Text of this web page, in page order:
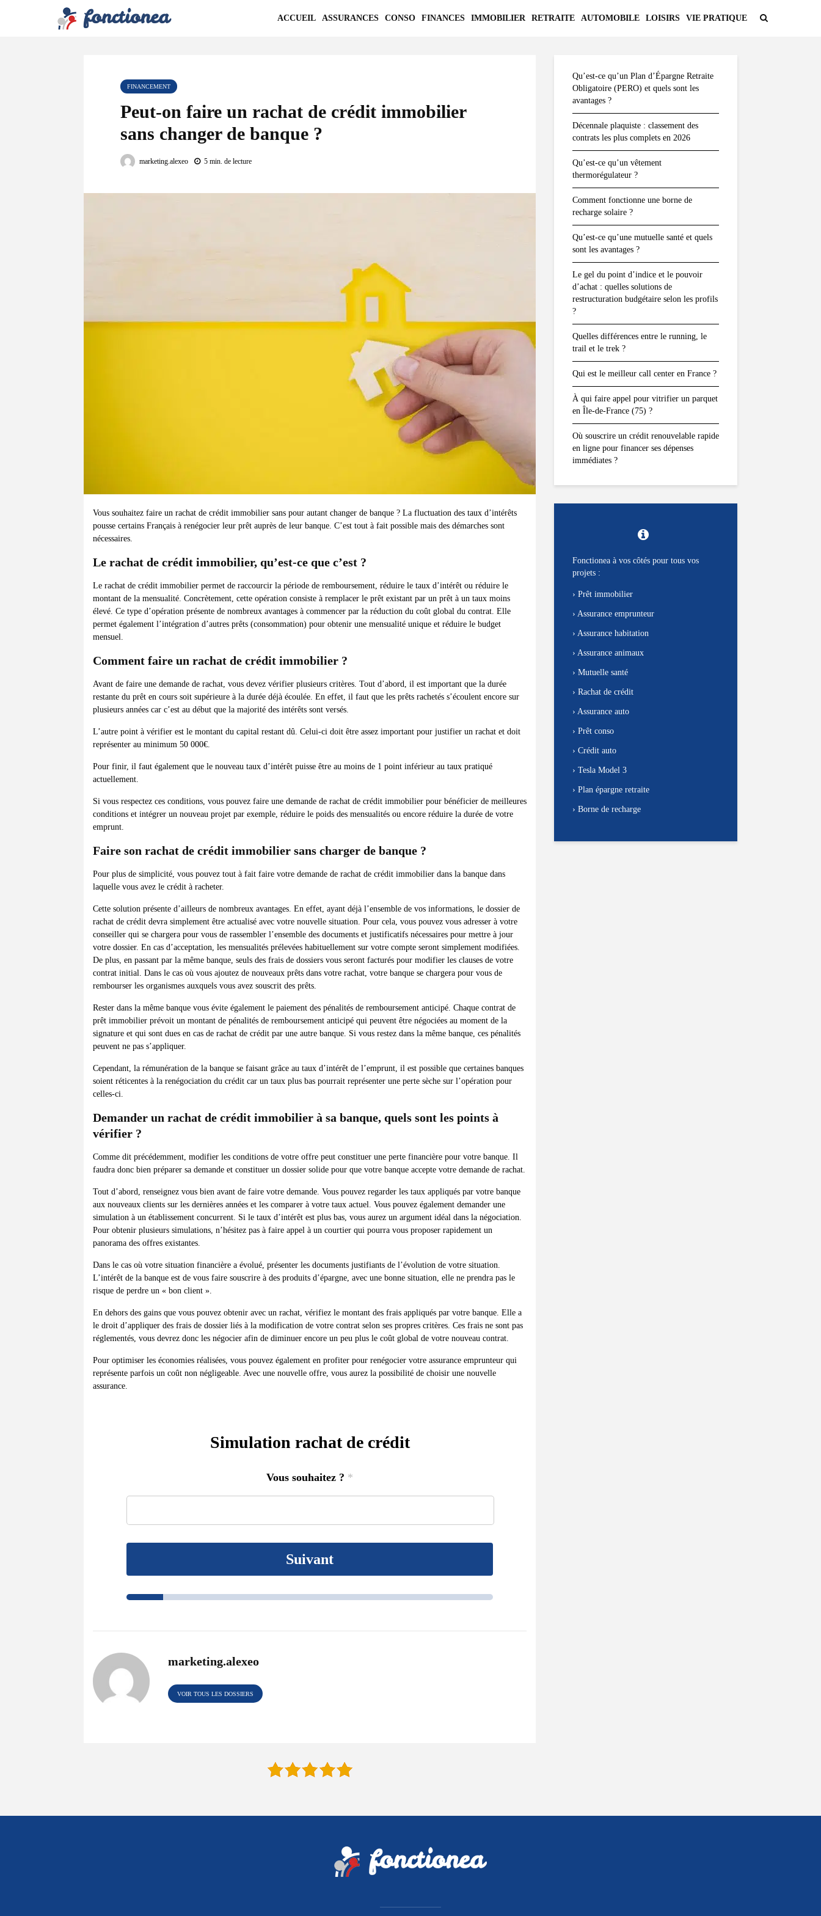
ACCUEIL ASSURANCES CONSO FINANCES IMMOBILIER RETRAITE AUTOMOBILE LOISIRS VIE PRATIQUE
FINANCEMENT
Peut-on faire un rachat de crédit immobilier
sans changer de banque ?
marketing.alexeo 5 min. de lecture
Vous souhaitez faire un rachat de crédit immobilier sans pour autant changer de banque ? La fluctuation des taux d’intérêts
pousse certains Français à renégocier leur prêt auprès de leur banque. C’est tout à fait possible mais des démarches sont
nécessaires.
Le rachat de crédit immobilier, qu’est-ce que c’est ?
Le rachat de crédit immobilier permet de raccourcir la période de remboursement, réduire le taux d’intérêt ou réduire le
montant de la mensualité. Concrètement, cette opération consiste à remplacer le prêt existant par un prêt à un taux moins
élevé. Ce type d’opération présente de nombreux avantages à commencer par la réduction du coût global du contrat. Elle
permet également l’intégration d’autres prêts (consommation) pour obtenir une mensualité unique et réduire le budget
mensuel.
Comment faire un rachat de crédit immobilier ?
Avant de faire une demande de rachat, vous devez vérifier plusieurs critères. Tout d’abord, il est important que la durée
restante du prêt en cours soit supérieure à la durée déjà écoulée. En effet, il faut que les prêts rachetés s’écoulent encore sur
plusieurs années car c’est au début que la majorité des intérêts sont versés.
L’autre point à vérifier est le montant du capital restant dû. Celui-ci doit être assez important pour justifier un rachat et doit
représenter au minimum 50 000€.
Pour finir, il faut également que le nouveau taux d’intérêt puisse être au moins de 1 point inférieur au taux pratiqué
actuellement.
Si vous respectez ces conditions, vous pouvez faire une demande de rachat de crédit immobilier pour bénéficier de meilleures
conditions et intégrer un nouveau projet par exemple, réduire le poids des mensualités ou encore réduire la durée de votre
emprunt.
Faire son rachat de crédit immobilier sans charger de banque ?
Pour plus de simplicité, vous pouvez tout à fait faire votre demande de rachat de crédit immobilier dans la banque dans
laquelle vous avez le crédit à racheter.
Cette solution présente d’ailleurs de nombreux avantages. En effet, ayant déjà l’ensemble de vos informations, le dossier de
rachat de crédit devra simplement être actualisé avec votre nouvelle situation. Pour cela, vous pouvez vous adresser à votre
conseiller qui se chargera pour vous de rassembler l’ensemble des documents et justificatifs nécessaires pour mettre à jour
votre dossier. En cas d’acceptation, les mensualités prélevées habituellement sur votre compte seront simplement modifiées.
De plus, en passant par la même banque, seuls des frais de dossiers vous seront facturés pour modifier les clauses de votre
contrat initial. Dans le cas où vous ajoutez de nouveaux prêts dans votre rachat, votre banque se chargera pour vous de
rembourser les organismes auxquels vous avez souscrit des prêts.
Rester dans la même banque vous évite également le paiement des pénalités de remboursement anticipé. Chaque contrat de
prêt immobilier prévoit un montant de pénalités de remboursement anticipé qui peuvent être négociées au moment de la
signature et qui sont dues en cas de rachat de crédit par une autre banque. Si vous restez dans la même banque, ces pénalités
peuvent ne pas s’appliquer.
Cependant, la rémunération de la banque se faisant grâce au taux d’intérêt de l’emprunt, il est possible que certaines banques
soient réticentes à la renégociation du crédit car un taux plus bas pourrait représenter une perte sèche sur l’opération pour
celles-ci.
Demander un rachat de crédit immobilier à sa banque, quels sont les points à
vérifier ?
Comme dit précédemment, modifier les conditions de votre offre peut constituer une perte financière pour votre banque. Il
faudra donc bien préparer sa demande et constituer un dossier solide pour que votre banque accepte votre demande de rachat.
Tout d’abord, renseignez vous bien avant de faire votre demande. Vous pouvez regarder les taux appliqués par votre banque
aux nouveaux clients sur les dernières années et les comparer à votre taux actuel. Vous pouvez également demander une
simulation à un établissement concurrent. Si le taux d’intérêt est plus bas, vous aurez un argument idéal dans la négociation.
Pour obtenir plusieurs simulations, n’hésitez pas à faire appel à un courtier qui pourra vous proposer rapidement un
panorama des offres existantes.
Dans le cas où votre situation financière a évolué, présenter les documents justifiants de l’évolution de votre situation.
L’intérêt de la banque est de vous faire souscrire à des produits d’épargne, avec une bonne situation, elle ne prendra pas le
risque de perdre un « bon client ».
En dehors des gains que vous pouvez obtenir avec un rachat, vérifiez le montant des frais appliqués par votre banque. Elle a
le droit d’appliquer des frais de dossier liés à la modification de votre contrat selon ses propres critères. Ces frais ne sont pas
réglementés, vous devrez donc les négocier afin de diminuer encore un peu plus le coût global de votre nouveau contrat.
Pour optimiser les économies réalisées, vous pouvez également en profiter pour renégocier votre assurance emprunteur qui
représente parfois un coût non négligeable. Avec une nouvelle offre, vous aurez la possibilité de choisir une nouvelle
assurance.
Simulation rachat de crédit
Vous souhaitez ? *
Suivant
marketing.alexeo
VOIR TOUS LES DOSSIERS
Qu’est-ce qu’un Plan d’Épargne Retraite
Obligatoire (PERO) et quels sont les
avantages ?
Décennale plaquiste : classement des
contrats les plus complets en 2026
Qu’est-ce qu’un vêtement
thermorégulateur ?
Comment fonctionne une borne de
recharge solaire ?
Qu’est-ce qu’une mutuelle santé et quels
sont les avantages ?
Le gel du point d’indice et le pouvoir
d’achat : quelles solutions de
restructuration budgétaire selon les profils
?
Quelles différences entre le running, le
trail et le trek ?
Qui est le meilleur call center en France ?
À qui faire appel pour vitrifier un parquet
en Île-de-France (75) ?
Où souscrire un crédit renouvelable rapide
en ligne pour financer ses dépenses
immédiates ?
Fonctionea à vos côtés pour tous vos
projets :
› Prêt immobilier
› Assurance emprunteur
› Assurance habitation
› Assurance animaux
› Mutuelle santé
› Rachat de crédit
› Assurance auto
› Prêt conso
› Crédit auto
› Tesla Model 3
› Plan épargne retraite
› Borne de recharge